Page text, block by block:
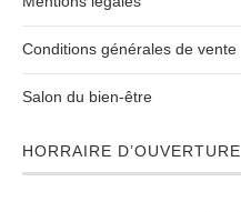
Conditions générales de vente
Salon du bien-être
HORRAIRE D’OUVERTURE